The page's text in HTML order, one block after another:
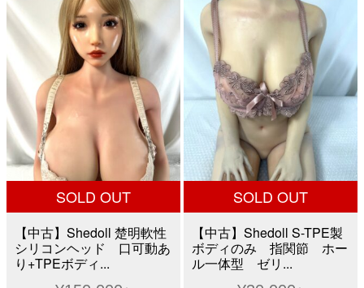
SOLD OUT
【中古】Shedoll 楚明軟性
シリコンヘッド 口可動あ
り+TPEボディ...
SOLD OUT
【中古】Shedoll S-TPE製
ボディのみ 指関節 ホー
ル一体型 ゼリ...